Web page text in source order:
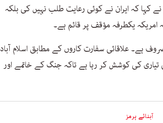
نے کہا کہ ایران نے کوئی رعایت طلب نہیں کی بلکہ
امریکہ یکطرفہ مؤقف پر قائم ہے۔
ہے۔ علاقائی سفارت کاروں کے مطابق اسلام آباد
کی کوشش کر رہا ہے تاکہ جنگ کے خاتمے اور
آبنائے ہرمز